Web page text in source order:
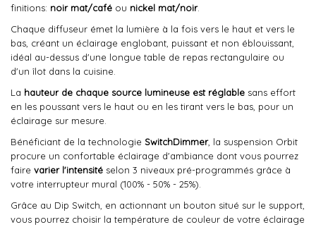
finitions: noir mat/café ou nickel mat/noir.
Chaque diffuseur émet la lumière à la fois vers le haut et vers le
bas, créant un éclairage englobant, puissant et non éblouissant,
idéal au-dessus d'une longue table de repas rectangulaire ou
d'un îlot dans la cuisine.
La hauteur de chaque source lumineuse est réglable sans effort
en les poussant vers le haut ou en les tirant vers le bas, pour un
éclairage sur mesure.
Bénéficiant de la technologie SwitchDimmer, la suspension Orbit
procure un confortable éclairage d'ambiance dont vous pourrez
faire varier l'intensité selon 3 niveaux pré-programmés grâce à
votre interrupteur mural (100% - 50% - 25%).
Grâce au Dip Switch, en actionnant un bouton situé sur le support,
vous pourrez choisir la température de couleur de votre éclairage